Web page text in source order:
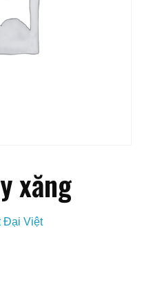
xăng
Đại Việt